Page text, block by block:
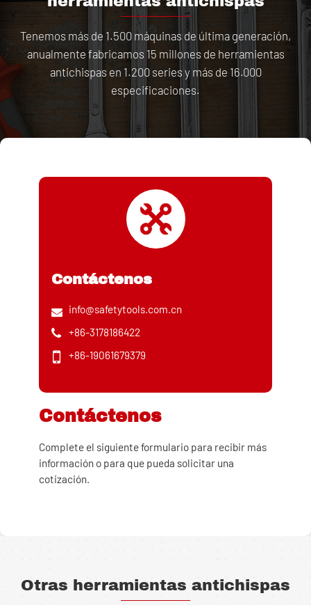
Tenemos más de 1.500 máquinas de última generación,
anualmente fabricamos 15 millones de herramientas
antichispas en 1.200 series y más de 16.000
especificaciones.
Contáctenos
info@safetytools.com.cn
+86-3178186422
+86-19061679379
Contáctenos
Complete el siguiente formulario para recibir más
información o para que pueda solicitar una
cotización.
Otras herramientas antichispas